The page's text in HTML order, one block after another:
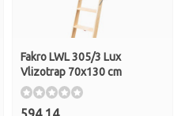
Fakro LWL 305/3 Lux
Vlizotrap 70x130 cm